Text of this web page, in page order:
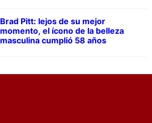
Brad Pitt: lejos de su mejor
momento, el ícono de la belleza
masculina cumplió 58 años